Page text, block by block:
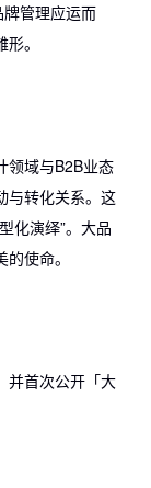
牌管理应运而
。
领域与B2B业态
与转化关系。这
化演绎”。大品
使命。
并首次公开「大